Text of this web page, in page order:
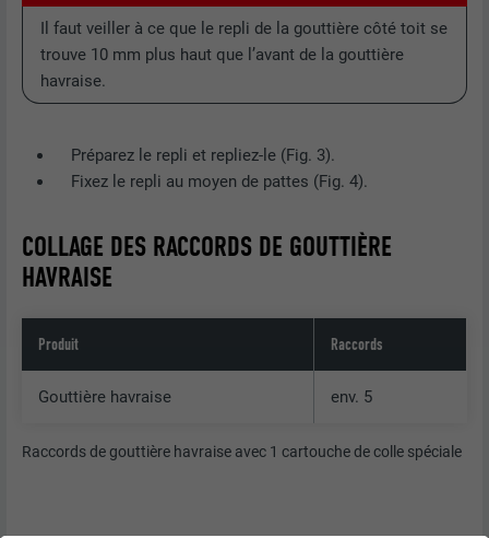
Il faut veiller à ce que le repli de la gouttière côté toit se
trouve 10 mm plus haut que l’avant de la gouttière
havraise.
Préparez le repli et repliez-le (Fig. 3).
Fixez le repli au moyen de pattes (Fig. 4).
COLLAGE DES RACCORDS DE GOUTTIÈRE
HAVRAISE
Produit Raccords
Gouttière havraise env. 5
Raccords de gouttière havraise avec 1 cartouche de colle spéciale